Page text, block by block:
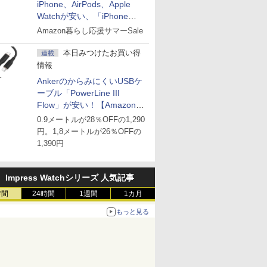
iPhone、AirPods、Apple
Watchが安い、「iPhone
Air」256GB版が139,800円な
Amazon暮らし応援サマーSale
連載
本日みつけたお買い得
情報
AnkerのからみにくいUSBケ
ーブル「PowerLine III
Flow」が安い！【Amazon暮
らし応援サマーSale】
0.9メートルが28％OFFの1,290
円。1,8メートルが26％OFFの
1,390円
Impress Watchシリーズ 人気記事
24時間 1週間 1カ月
もっと見る